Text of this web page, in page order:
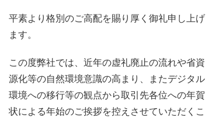
平素より格別のご高配を賜り厚く御礼申し上げ
ます。
この度弊社では、近年の虚礼廃止の流れや省資
源化等の自然環境意識の高まり、またデジタル
環境への移行等の観点から取引先各位への年賀
状による年始のご挨拶を控えさせていただくこ